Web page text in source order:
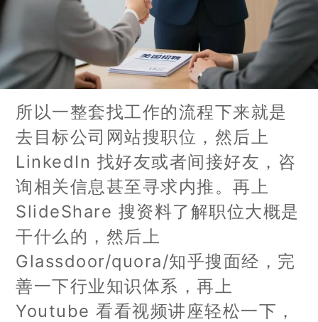
所以一整套找工作的流程下来就是
去目标公司网站搜职位，然后上
LinkedIn 找好友或者间接好友，咨
询相关信息甚至寻求内推。再上
SlideShare 搜资料了解职位大概是
干什么的，然后上
Glassdoor/quora/知乎搜面经，完
善一下行业知识体系，再上
Youtube 看看视频讲座轻松一下，